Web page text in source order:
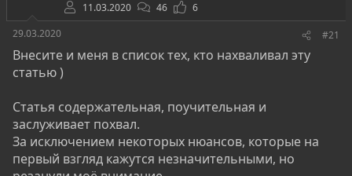
Готовы погрузиться в мир, где каждый день – это
цифровой мир?Информационная Безопасность
(ИБ)манит всё больше умов, и вопросы "Как
начать?", "С чего стартовать?" и "Что делать
дальше?" заполонили все чаты и форумы. Хватит
11.03.2020 46
6
29.03.2020
#21
Внесите и меня в список тех, кто нахваливал эту
статью )
Статья содержательная, поучительная и
заслуживает похвал.
За исключением некоторых нюансов, которые на
первый взгляд кажутся незначительными, но